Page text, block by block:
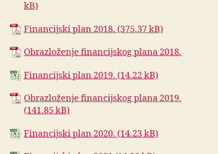
Financijski plan 2018.
Obrazloženje financijskog plana 2018.
Financijski plan 2019.
Obrazloženje financijskog plana 2019.
Financijski plan 2020.